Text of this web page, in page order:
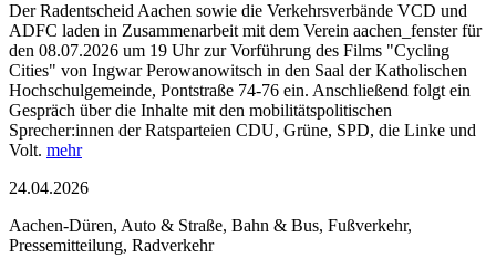
Der Radentscheid Aachen sowie die Verkehrsverbände VCD und
ADFC laden in Zusammenarbeit mit dem Verein aachen_fenster für
den 08.07.2026 um 19 Uhr zur Vorführung des Films "Cycling
Cities" von Ingwar Perowanowitsch in den Saal der Katholischen
Hochschulgemeinde, Pontstraße 74-76 ein. Anschließend folgt ein
Gespräch über die Inhalte mit den mobilitätspolitischen
Sprecher:innen der Ratsparteien CDU, Grüne, SPD, die Linke und
Volt. mehr
24.04.2026
Aachen-Düren, Auto & Straße, Bahn & Bus, Fußverkehr,
Pressemitteilung, Radverkehr